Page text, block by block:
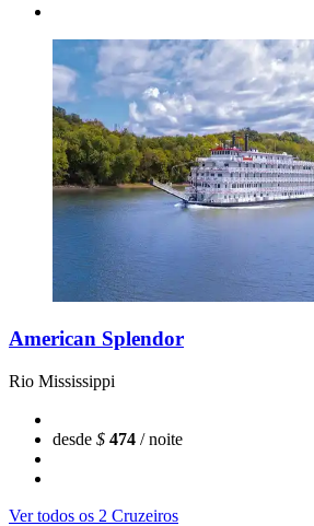
American Splendor
Rio Mississippi
desde $ 474 / noite
Ver todos os 2 Cruzeiros